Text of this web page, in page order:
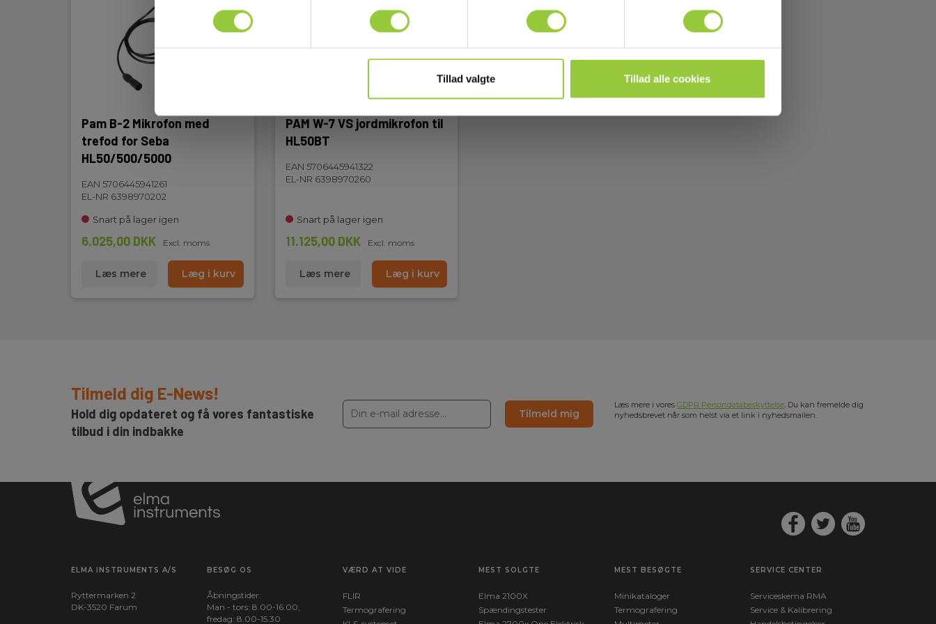
Tillad valgte Tillad alle cookies
Dimensioner HxBxD
90x185x60
Pam B-2 Mikrofon med
trefod for Seba
HL50/500/5000
EAN 5706445941261
EL-NR 6398970202
Snart på lager igen
6.025,00 DKK Excl. moms
Læs mere Læg i kurv
PAM W-7 VS jordmikrofon til
HL50BT
EAN 5706445941322
EL-NR 6398970260
Snart på lager igen
11.125,00 DKK Excl. moms
Læs mere Læg i kurv
Tilmeld dig E-News!
Hold dig opdateret og få vores fantastiske
tilbud i din indbakke
Tilmeld mig
Læs mere i vores GDPR Persondatabeskyttelse. Du kan fremelde dig
nyhedsbrevet når som helst via et link i nyhedsmailen.
ELMA INSTRUMENTS A/S
Ryttermarken 2
DK-3520 Farum
BESØG OS
Åbningstider:
Man - tors: 8.00-16.00,
fredag: 8.00-15.30
VÆRD AT VIDE
FLIR
Termografering
MEST SOLGTE
Elma 2100X
Spændingstester
MEST BESØGTE
Minikataloger
Termografering
SERVICE CENTER
Serviceskema RMA
Service & Kalibrering